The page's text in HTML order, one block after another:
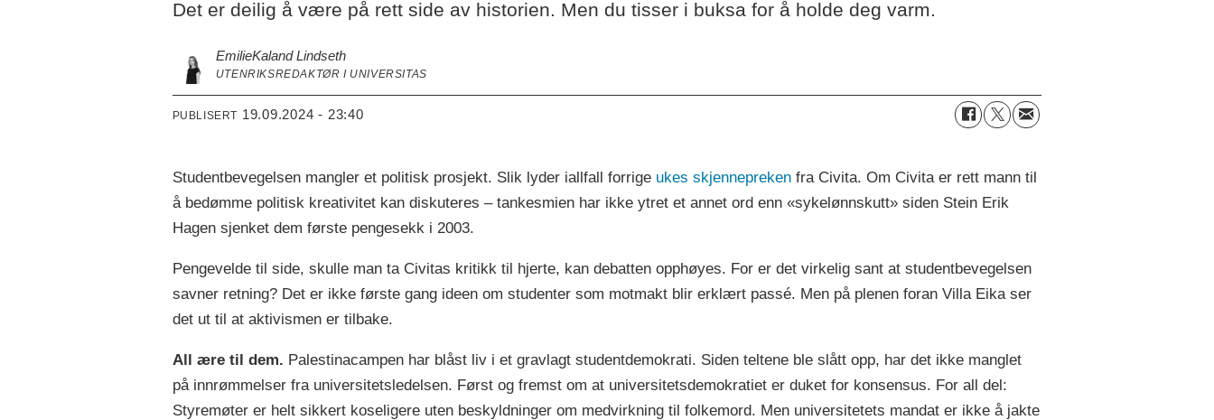
Det er deilig å være på rett side av historien. Men du tisser i buksa for å holde deg varm.
EmilieKaland Lindseth
UTENRIKSREDAKTØR I UNIVERSITAS
PUBLISERT 19.09.2024 - 23:40
Studentbevegelsen mangler et politisk prosjekt. Slik lyder iallfall forrige ukes skjenneprekenfra Civita. Om Civita er rett mann til
å bedømme politisk kreativitet kan diskuteres – tankesmien har ikke ytret et annet ord enn «sykelønnskutt» siden Stein Erik
Hagen sjenket dem første pengesekk i 2003.
Pengevelde til side, skulle man ta Civitas kritikk til hjerte, kan debatten opphøyes. For er det virkelig sant at studentbevegelsen
savner retning? Det er ikke første gang ideen om studenter som motmakt blir erklært passé. Men på plenen foran Villa Eika ser
det ut til at aktivismen er tilbake.
All ære til dem. Palestinacampen har blåst liv i et gravlagt studentdemokrati. Siden teltene ble slått opp, har det ikke manglet
på innrømmelser fra universitetsledelsen. Først og fremst om at universitetsdemokratiet er duket for konsensus. For all del:
Styremøter er helt sikkert koseligere uten beskyldninger om medvirkning til folkemord. Men universitetets mandat er ikke å jakte